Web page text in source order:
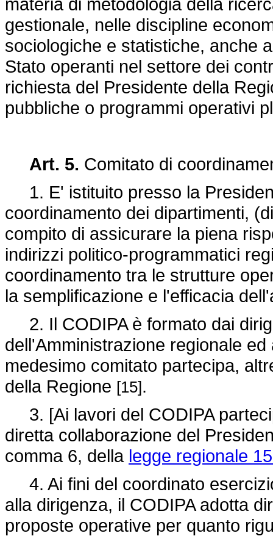
gestionale, nelle discipline
sociologiche e statistiche, anche
Stato operanti nel settore dei
richiesta del Presidente della
pubbliche o programmi operativi
Art. 5. Comitato di
1. E' istituito presso la
coordinamento dei dipartimenti,
compito di assicurare la piena
indirizzi politico-programmatici
coordinamento tra le strutture
la semplificazione e l'efficacia
2. Il CODIPA è formato dai
dell'Amministrazione regionale
medesimo comitato partecipa,
della Regione [15].
3. [Ai lavori del CODIPA
diretta collaborazione del
comma 6, della legge regionale
4. Ai fini del coordinato
alla dirigenza, il CODIPA adotta
proposte operative per quanto